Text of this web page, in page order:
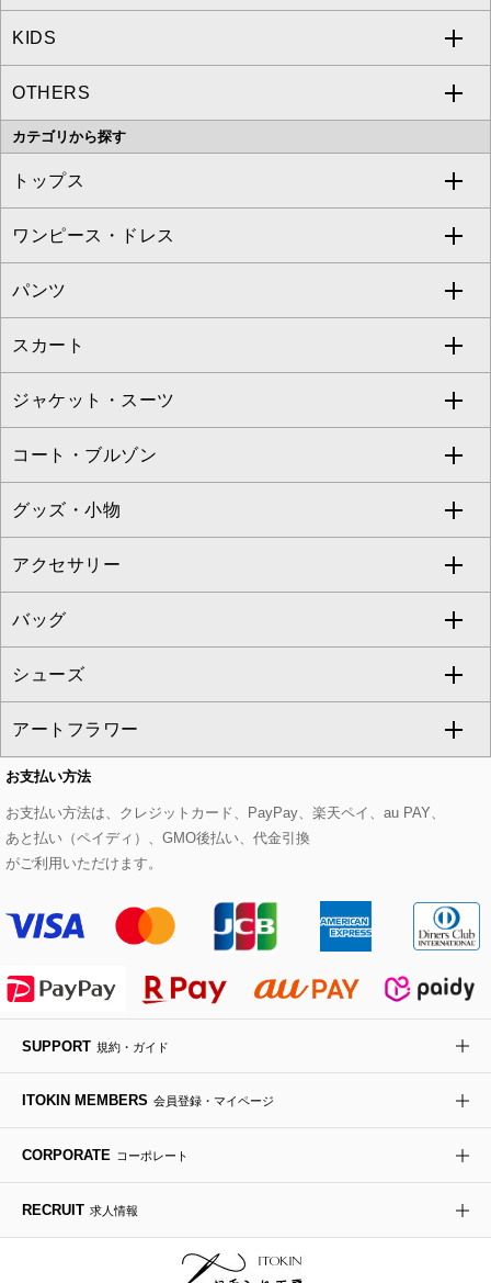
MICHEL KLEIN
MK MICHEL KLEIN
OFUON le MK
Sybilla
S sybilla
Jocomomola
TARA JARMON
ZAPA
TONEA
al'aise modulation
GEORGES RECH
GIANNI LO GIUDICE
CHRISTIAN AUJARD
CHRISTIAN AUJARD Lサイズ
eur3
Maison de CINQ
MK MICHEL KLEIN BAG
HIROKO KOSHINO
re:edition project 165
a.v.v
MICHEL KLEIN HOMME
MK MICHEL KLEIN HOMME
KIDS
a.v.v
OTHERS
MK MICHEL KLEIN BAG
EMILIO ROBBA
BUYERS SELECT
カテゴリから探す
トップス
すべてのトップス
カットソー・Tシャツ
ブラウス・シャツ
ニット・セーター
カーディガン
アンサンブルセット
ベスト・ジレ
パーカー
タンクトップ・キャミソール
スウェット・ジャージー
その他のトップス
ワンピース・ドレス
すべてのワンピース・ドレス
ワンピース
ドレス
チュニック
ジャンパースカート
その他のワンピース・ドレス
パンツ
すべてのパンツ
フルレングスパンツ
クロップド・半端丈パンツ
ガウチョ・ワイドパンツ
ハーフ・ショート丈パンツ
サロペット・オールインワン
その他のパンツ
スカート
すべてのスカート
ロング・マキシ丈スカート
ひざ丈スカート
ミモレ丈スカート
ショート・ミニ丈スカート
その他のスカート
ジャケット・スーツ
すべてのジャケット・スーツ
テーラードジャケット
ノーカラージャケット
セットアップ
セットアップジャケット
セットアップパンツ
セットアップスカート
セットアップワンピース
コート・ブルゾン
すべてのコート・ブルゾン
トレンチコート
ピーコート
ダッフルコート
チェスターコート
モッズコート
ステンカラーコート
ライダースジャケット
デニムジャケット
ダウンジャケット・コート
その他のコート・ブルゾン
グッズ・小物
すべてのグッズ・小物
マスク
ストール・マフラー・スヌード
ベルト・サスペンダー
帽子
ヘアアクセサリー
ハンカチ・バンダナ
手袋
チャーム・ストラップ
傘・日傘
アクセサリー
すべてのアクセサリー
ネックレス
ピアス・イヤリング
ブレスレット・バングル
ブローチ・コサージュ
バッグ
すべてのバッグ
トートバッグ
ショルダーバッグ
ボストンバッグ
バックパック・リュック
ボディバッグ・メッセンジャーバッグ
トラベルバッグ
ビジネスバッグ
その他のバッグ
シューズ
すべてのシューズ
パンプス
スニーカー
フラットシューズ
ローファー
ドレスシューズ
サンダル・ミュール
その他のシューズ
アートフラワー
すべてのアートフラワー
ローズ
カサブランカ・カラー
ラナンキュラス
ポプリアレンジ＆フレグランス
その他のアートフラワー
お支払い方法
お支払い方法は、クレジットカード、PayPay、楽天ペイ、au PAY、
あと払い（ペイディ）、GMO後払い、代金引換
がご利用いただけます。
SUPPORT 規約・ガイド
ITOKIN MEMBERS 会員登録・マイページ
CORPORATE コーポレート
RECRUIT 求人情報